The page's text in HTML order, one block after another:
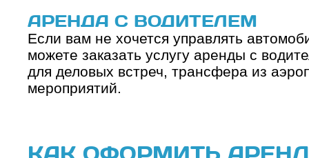
АРЕНДА С ВОДИТЕЛЕМ
Если вам не хочется управлять
можете заказать услугу аренды с
для деловых встреч, трансфера из
мероприятий.
КАК ОФОРМИТЬ